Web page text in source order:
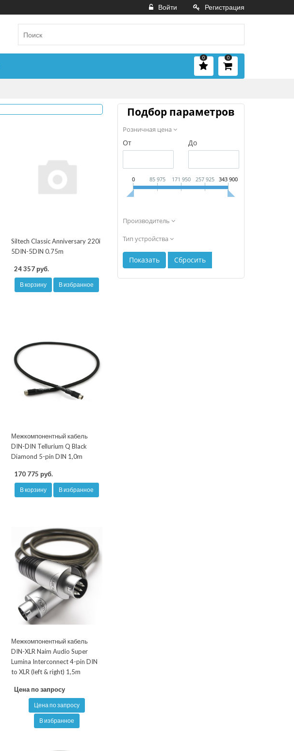
Войти Регистрация
0
0
Подбор параметров
Розничная цена
От До
0 85 975 171 950 257 925 343 900
Производитель
Тип устройства
Siltech Classic Anniversary 220i
5DIN-5DIN 0.75m
24 357 руб.
В корзину В избранное
Межкомпонентный кабель
DIN-DIN Tellurium Q Black
Diamond 5-pin DIN 1,0m
170 775 руб.
В корзину В избранное
Межкомпонентный кабель
DIN-XLR Naim Audio Super
Lumina Interconnect 4-pin DIN
to XLR (left & right) 1,5m
Цена по запросу
Цена по запросу
В избранное